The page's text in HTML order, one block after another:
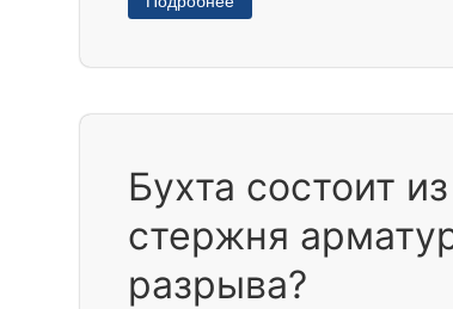
Бухта состоит
стержня
разрыва?